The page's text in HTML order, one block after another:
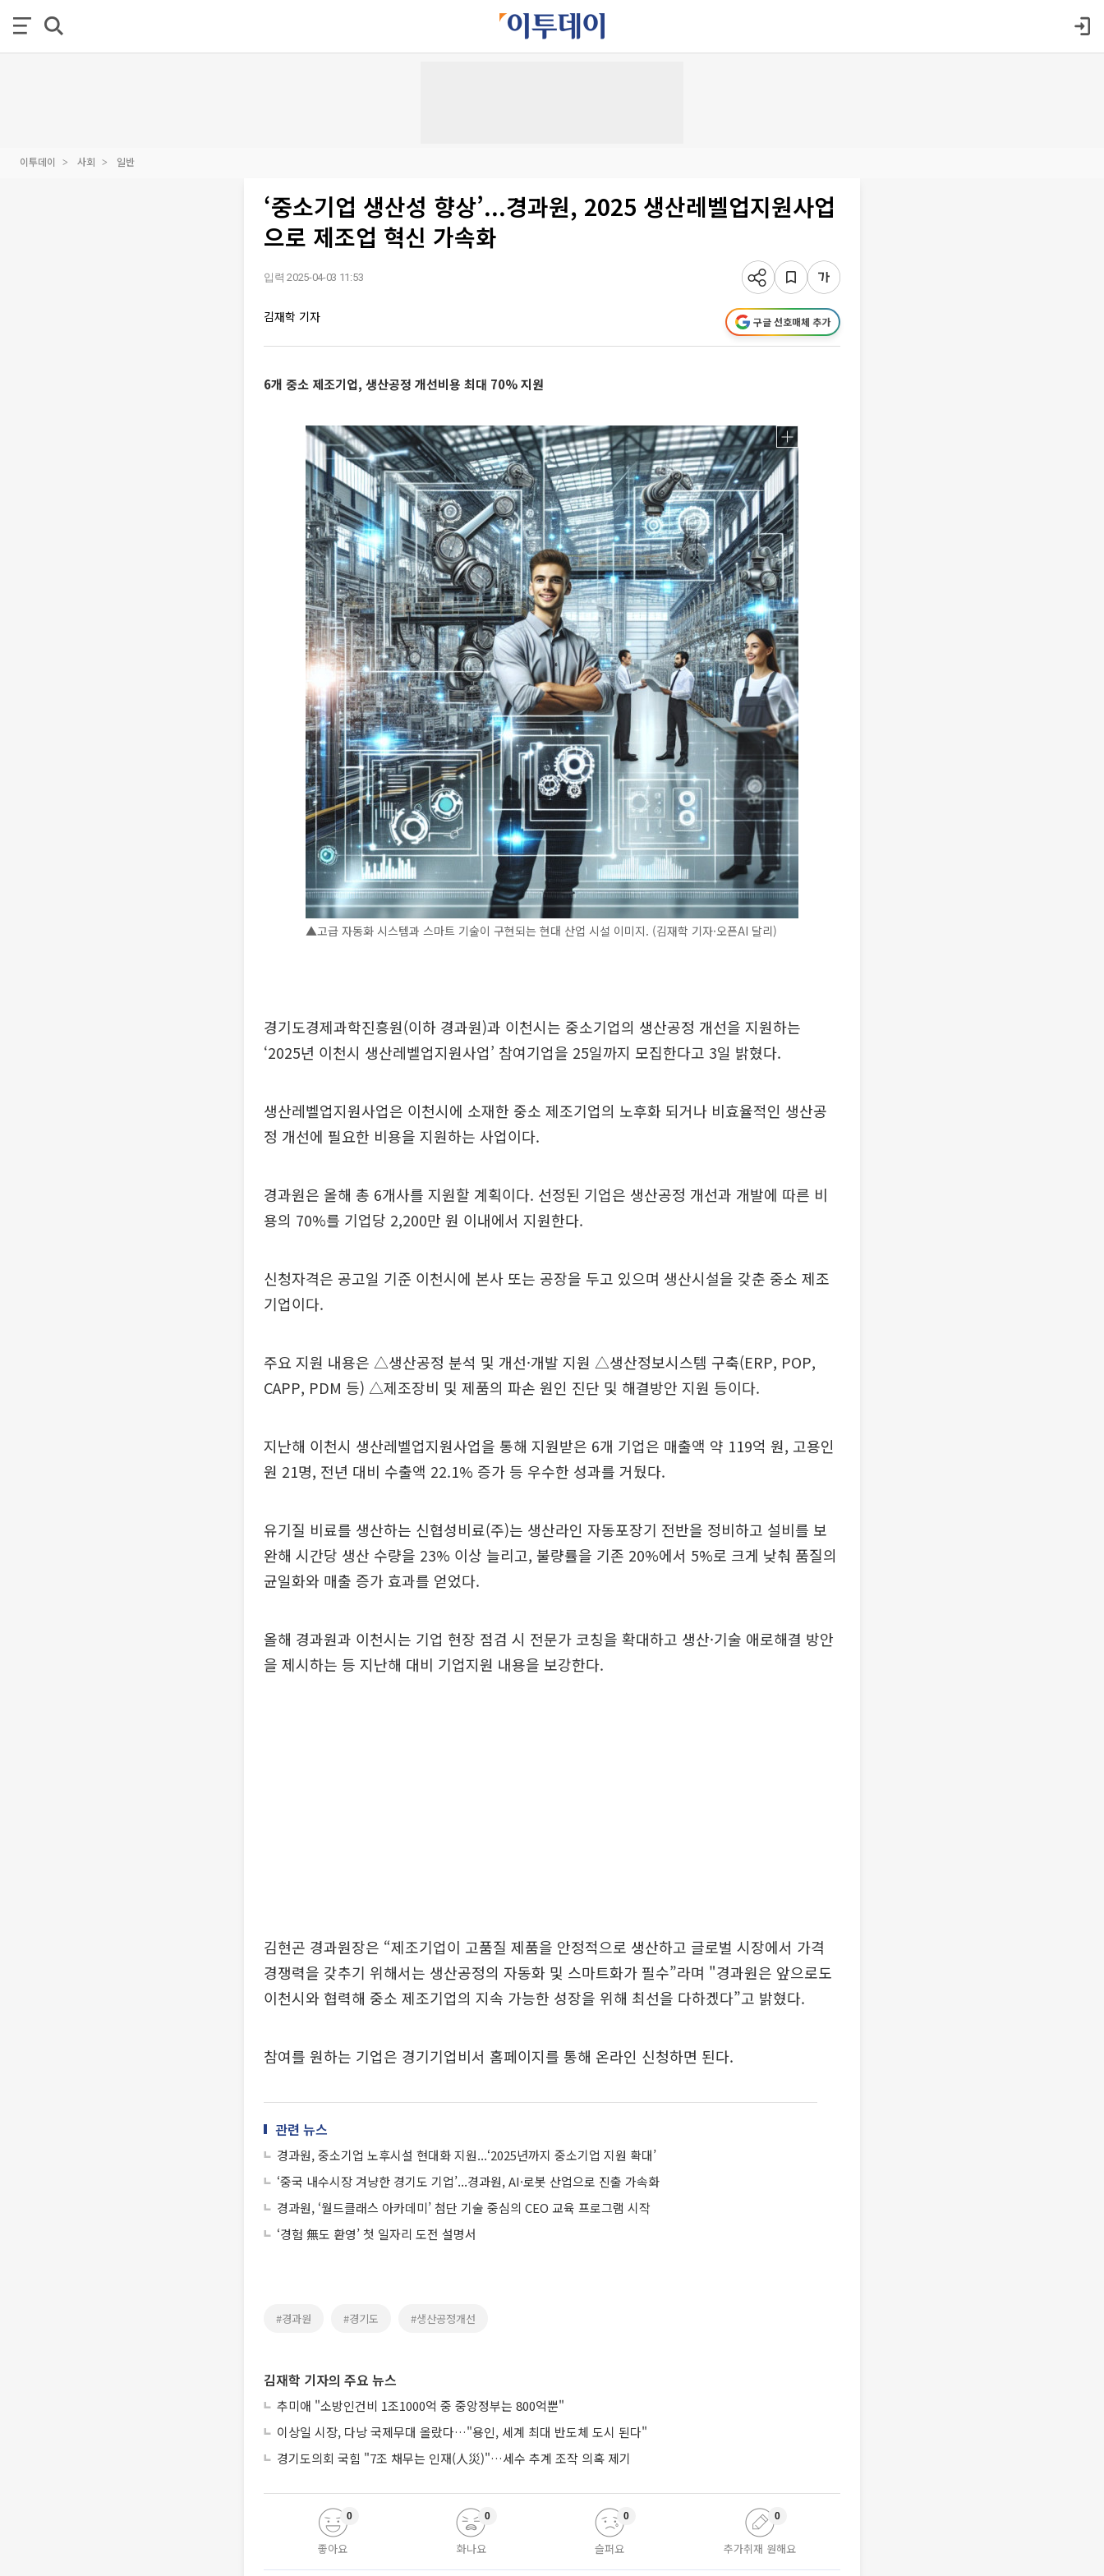
이투데이 사회 일반
‘중소기업 생산성 향상’...경과원, 2025 생산레벨업지원사업
으로 제조업 혁신 가속화
입력 2025-04-03 11:53
김재학 기자 구글 선호매체 추가
6개 중소 제조기업, 생산공정 개선비용 최대 70% 지원
▲고급 자동화 시스템과 스마트 기술이 구현되는 현대 산업 시설 이미지. (김재학 기자·오픈AI 달리)
경기도경제과학진흥원(이하 경과원)과 이천시는 중소기업의 생산공정 개선을 지원하는
‘2025년 이천시 생산레벨업지원사업’ 참여기업을 25일까지 모집한다고 3일 밝혔다.
생산레벨업지원사업은 이천시에 소재한 중소 제조기업의 노후화 되거나 비효율적인 생산공
정 개선에 필요한 비용을 지원하는 사업이다.
경과원은 올해 총 6개사를 지원할 계획이다. 선정된 기업은 생산공정 개선과 개발에 따른 비
용의 70%를 기업당 2,200만 원 이내에서 지원한다.
신청자격은 공고일 기준 이천시에 본사 또는 공장을 두고 있으며 생산시설을 갖춘 중소 제조
기업이다.
주요 지원 내용은 △생산공정 분석 및 개선·개발 지원 △생산정보시스템 구축(ERP, POP,
CAPP, PDM 등) △제조장비 및 제품의 파손 원인 진단 및 해결방안 지원 등이다.
지난해 이천시 생산레벨업지원사업을 통해 지원받은 6개 기업은 매출액 약 119억 원, 고용인
원 21명, 전년 대비 수출액 22.1% 증가 등 우수한 성과를 거뒀다.
유기질 비료를 생산하는 신협성비료(주)는 생산라인 자동포장기 전반을 정비하고 설비를 보
완해 시간당 생산 수량을 23% 이상 늘리고, 불량률을 기존 20%에서 5%로 크게 낮춰 품질의
균일화와 매출 증가 효과를 얻었다.
올해 경과원과 이천시는 기업 현장 점검 시 전문가 코칭을 확대하고 생산·기술 애로해결 방안
을 제시하는 등 지난해 대비 기업지원 내용을 보강한다.
김현곤 경과원장은 “제조기업이 고품질 제품을 안정적으로 생산하고 글로벌 시장에서 가격
경쟁력을 갖추기 위해서는 생산공정의 자동화 및 스마트화가 필수”라며 "경과원은 앞으로도
이천시와 협력해 중소 제조기업의 지속 가능한 성장을 위해 최선을 다하겠다”고 밝혔다.
참여를 원하는 기업은 경기기업비서 홈페이지를 통해 온라인 신청하면 된다.
관련 뉴스
경과원, 중소기업 노후시설 현대화 지원...‘2025년까지 중소기업 지원 확대’
‘중국 내수시장 겨냥한 경기도 기업’...경과원, AI·로봇 산업으로 진출 가속화
경과원, ‘월드클래스 아카데미’ 첨단 기술 중심의 CEO 교육 프로그램 시작
‘경험 無도 환영’ 첫 일자리 도전 설명서
#경과원 #경기도 #생산공정개선
김재학 기자의 주요 뉴스
추미애 "소방인건비 1조1000억 중 중앙정부는 800억뿐"
이상일 시장, 다낭 국제무대 올랐다…"용인, 세계 최대 반도체 도시 된다"
경기도의회 국힘 "7조 채무는 인재(人災)"…세수 추계 조작 의혹 제기
좋아요
0
화나요
0
슬퍼요
0
추가취재 원해요
0